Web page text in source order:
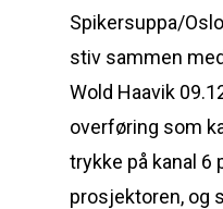
Spikersuppa/
stiv sammen
Wold Haavik
overføring som
trykke på kanal 6
prosjektoren, og